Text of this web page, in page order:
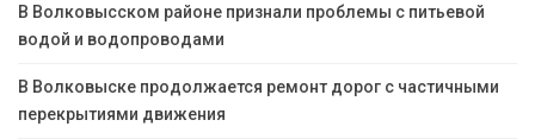
В Волковысском районе признали проблемы с питьевой
водой и водопроводами
В Волковыске продолжается ремонт дорог с частичными
перекрытиями движения